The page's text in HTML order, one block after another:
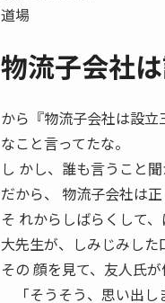
道場
物流子会社
から『物流子会社は設
なこと言ってたな。
し かし、誰も言うこと聞
だから、 物流子会社は
そ れからしばらくして
大先生が、しみじみした
その 顔を見て、友人氏
「そうそう、思い出し